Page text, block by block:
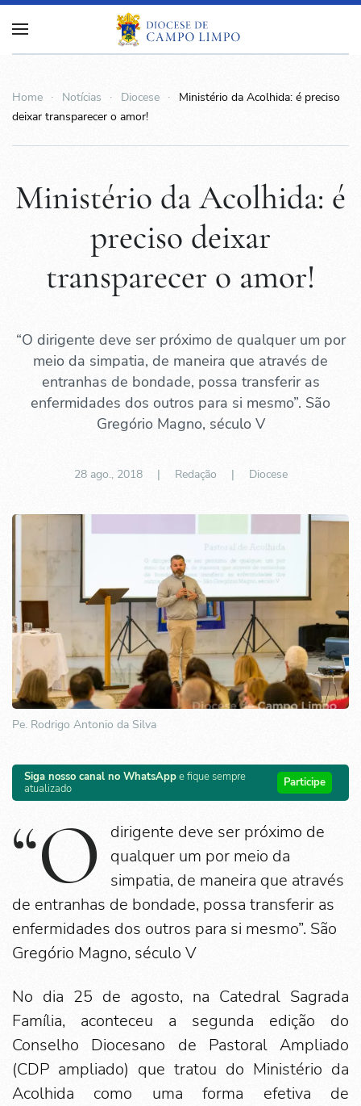
Home Notícias Diocese
Ministério da Acolhida: é preciso
deixar transparecer o amor!
Ministério da Acolhida: é
preciso deixar
transparecer o amor!
“O dirigente deve ser próximo de qualquer um por
meio da simpatia, de maneira que através de
entranhas de bondade, possa transferir as
enfermidades dos outros para si mesmo”. São
Gregório Magno, século V
28 ago., 2018| Redação | Diocese
Pe. Rodrigo Antonio da Silva
Siga nosso canal no WhatsAppe fique sempre
atualizado
Participe
“O
dirigente deve ser próximo de
qualquer um por meio da
simpatia, de maneira que através
de entranhas de bondade, possa transferir as
enfermidades dos outros para si mesmo”. São
Gregório Magno, século V
No dia 25 de agosto, na Catedral Sagrada
Família, aconteceu a segunda edição do
Conselho Diocesano de Pastoral Ampliado
(CDP ampliado) que tratou do Ministério da
Acolhida como uma forma efetiva de